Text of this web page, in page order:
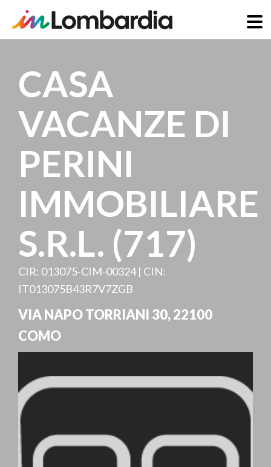
contenuto
principale
CASA
VACANZE DI
PERINI
IMMOBILIARE
S.R.L. (717)
CIR: 013075-CIM-00324 | CIN:
IT013075B43R7V7ZGB
VIA NAPO TORRIANI 30,22100
COMO